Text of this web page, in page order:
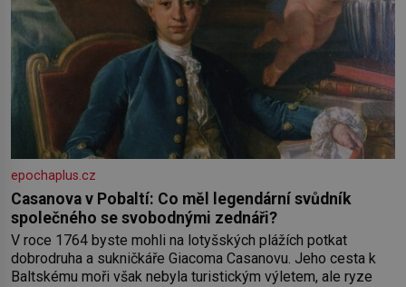
epochaplus.cz
Casanova v Pobaltí: Co měl legendární svůdník
společného se svobodnými zednáři?
V roce 1764 byste mohli na lotyšských plážích potkat
dobrodruha a sukničkáře Giacoma Casanovu. Jeho cesta k
Baltskému moři však nebyla turistickým výletem, ale ryze